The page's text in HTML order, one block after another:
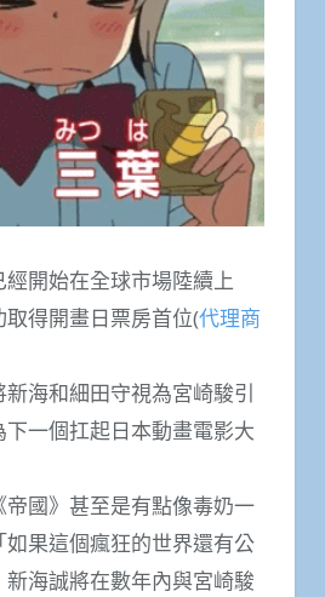
經開始在全球市場陸續上
得開畫日票房首位(代理商
海和細田守視為宮崎駿引
一個扛起日本動畫電影大
國》甚至是有點像毒奶一
果這個瘋狂的世界還有公
海誠將在數年內與宮崎駿